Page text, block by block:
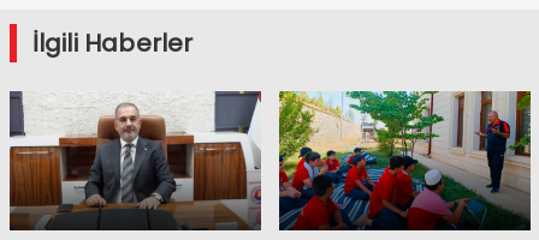
İlgili Haberler